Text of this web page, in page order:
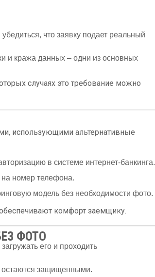
что заявку подает реальный
и кража данных – одни из основных
случаях это требование можно
использующими альтернативные
в системе интернет-банкинга.
номер телефона.
модель без необходимости фото.
комфорт заемщику.
ФОТО
его и проходить
защищенными.